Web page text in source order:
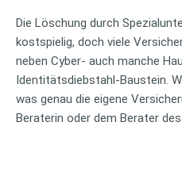
Die Löschung durch
kostspielig, doch viele
neben Cyber- auch manche
Identitätsdiebstahl-Baustein.
was genau die eigene
Beraterin oder dem Berater